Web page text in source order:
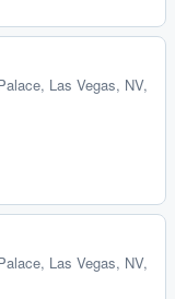
, Las Vegas, NV,
, Las Vegas, NV,